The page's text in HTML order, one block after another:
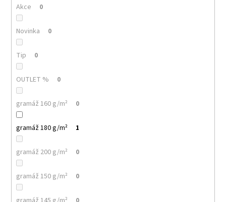
Akce 0
Novinka 0
Tip 0
OUTLET % 0
gramáž 160 g/m² 0
gramáž 180 g/m² 1
gramáž 200 g/m² 0
gramáž 150 g/m² 0
m
PELICAN
P72
TRIČKO
DĚTSKÉ
54
Kč